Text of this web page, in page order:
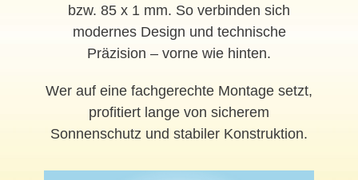
bzw. 85 x 1 mm. So verbinden sich
modernes Design und technische
Präzision – vorne wie hinten.
Wer auf eine fachgerechte Montage setzt,
profitiert lange von sicherem
Sonnenschutz und stabiler Konstruktion.